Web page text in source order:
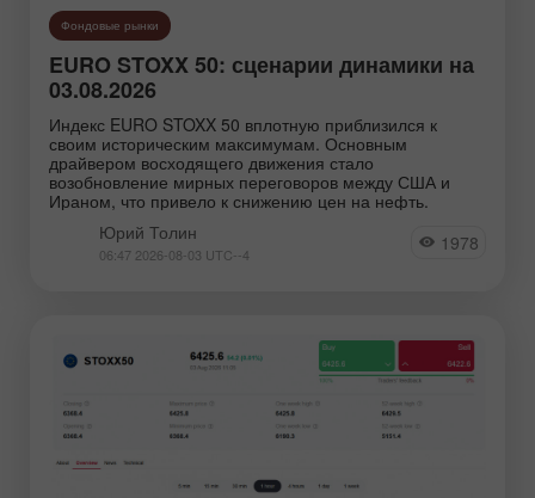
Фондовые рынки
EURO STOXX 50: сценарии динамики на
03.08.2026
Индекс EURO STOXX 50 вплотную приблизился к
своим историческим максимумам. Основным
драйвером восходящего движения стало
возобновление мирных переговоров между США и
Ираном, что привело к снижению цен на нефть.
Юрий Толин
06:47 2026-08-03 UTC--4 1978